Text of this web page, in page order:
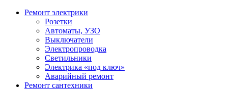
Ремонт электрики
Розетки
Автоматы, УЗО
Выключатели
Электропроводка
Светильники
Электрика «под ключ»
Аварийный ремонт
Ремонт сантехники